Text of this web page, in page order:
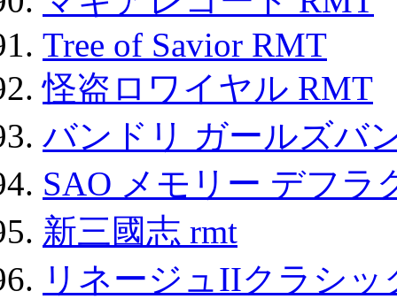
Tree of Savior RMT
怪盗ロワイヤル RMT
バンドリ ガールズバ
SAO メモリー デフラ
新三國志 rmt
リネージュIIクラシ